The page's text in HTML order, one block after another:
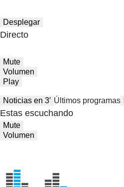
Desplegar
Directo
Mute
Volumen
Play
Noticias en 3′ Últimos programas
Estas escuchando
Mute
Volumen